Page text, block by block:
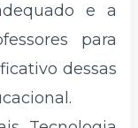
e a
para
dessas